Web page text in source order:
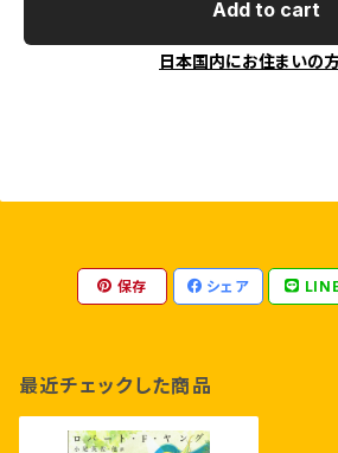
Add to cart
日本国内にお住まいの
保存 シェア
最近チェックした商品